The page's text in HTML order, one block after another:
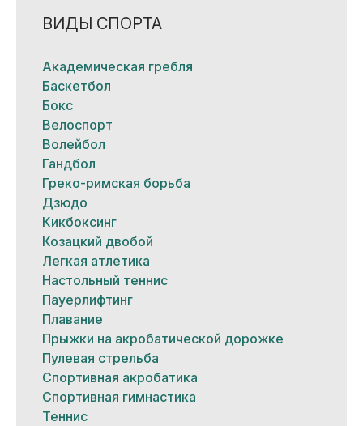
ВИДЫ СПОРТА
Академическая гребля
Баскетбол
Бокс
Велоспорт
Волейбол
Гандбол
Греко-римская борьба
Дзюдо
Кикбоксинг
Козацкий двобой
Легкая атлетика
Настольный теннис
Пауерлифтинг
Плавание
Прыжки на акробатической дорожке
Пулевая стрельба
Спортивная акробатика
Спортивная гимнастика
Теннис